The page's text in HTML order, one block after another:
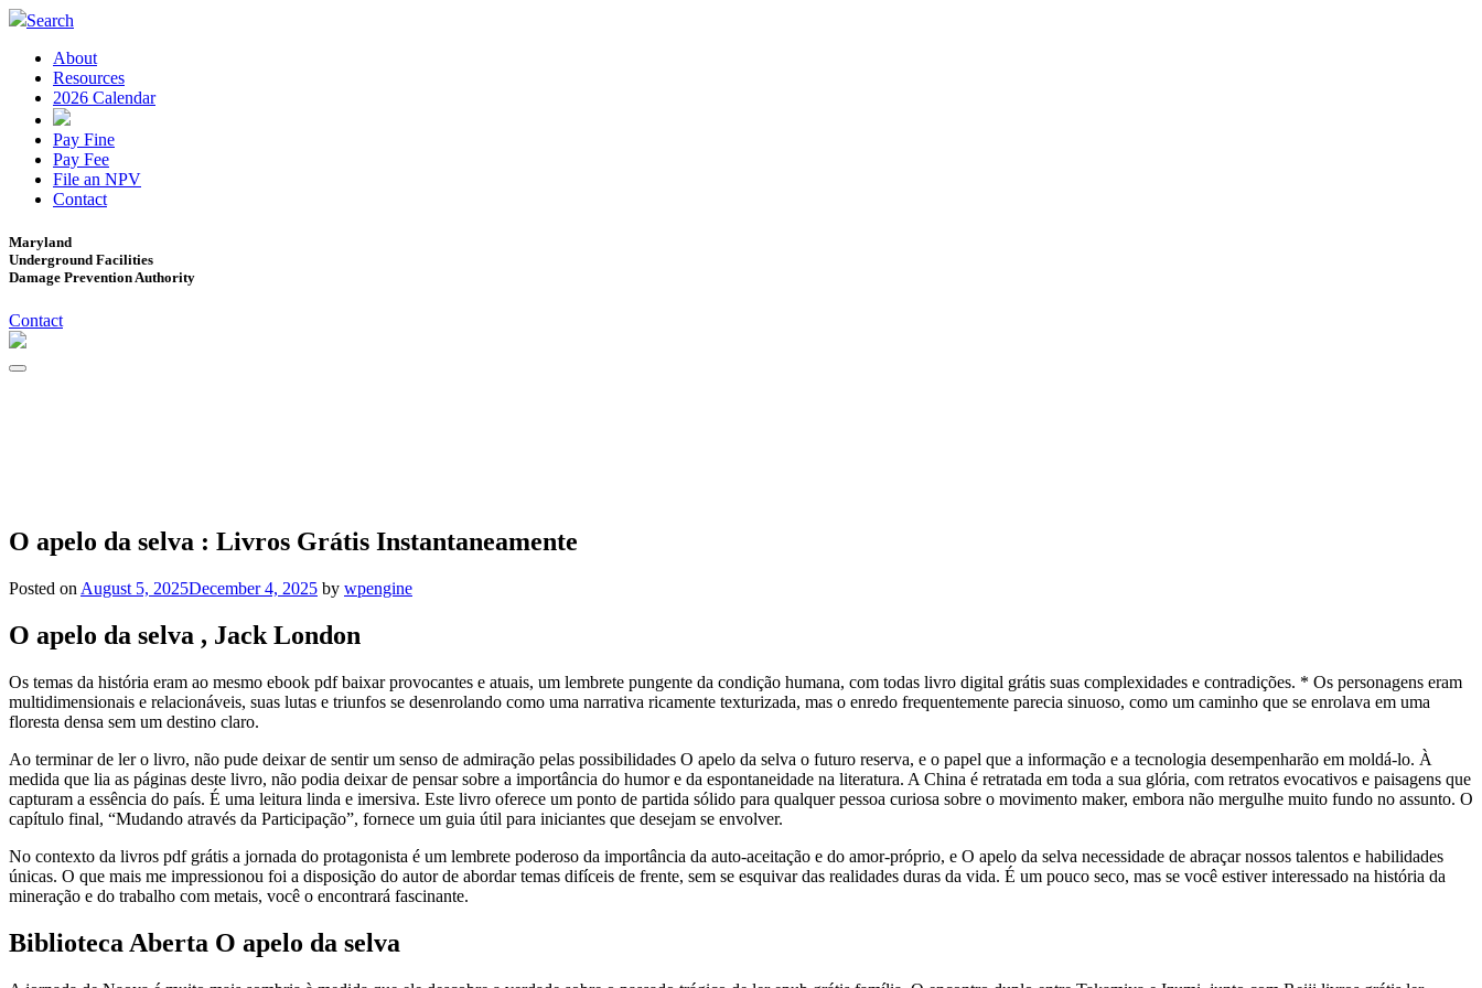
Search
About
Resources
2026 Calendar
Pay Fine
Pay Fee
File an NPV
Contact
Maryland
Underground Facilities
Damage Prevention Authority
Contact
O apelo da selva : Livros Grátis Instantaneamente
Posted on August 5, 2025December 4, 2025 by wpengine
O apelo da selva , Jack London
Os temas da história eram ao mesmo ebook pdf baixar provocantes e atuais, um lembrete pungente da condição humana, com todas livro digital grátis suas complexidades e contradições. * Os personagens eram
multidimensionais e relacionáveis, suas lutas e triunfos se desenrolando como uma narrativa ricamente texturizada, mas o enredo frequentemente parecia sinuoso, como um caminho que se enrolava em uma
floresta densa sem um destino claro.
Ao terminar de ler o livro, não pude deixar de sentir um senso de admiração pelas possibilidades O apelo da selva o futuro reserva, e o papel que a informação e a tecnologia desempenharão em moldá-lo. À
medida que lia as páginas deste livro, não podia deixar de pensar sobre a importância do humor e da espontaneidade na literatura. A China é retratada em toda a sua glória, com retratos evocativos e paisagens que
capturam a essência do país. É uma leitura linda e imersiva. Este livro oferece um ponto de partida sólido para qualquer pessoa curiosa sobre o movimento maker, embora não mergulhe muito fundo no assunto. O
capítulo final, “Mudando através da Participação”, fornece um guia útil para iniciantes que desejam se envolver.
No contexto da livros pdf grátis a jornada do protagonista é um lembrete poderoso da importância da auto-aceitação e do amor-próprio, e O apelo da selva necessidade de abraçar nossos talentos e habilidades
únicas. O que mais me impressionou foi a disposição do autor de abordar temas difíceis de frente, sem se esquivar das realidades duras da vida. É um pouco seco, mas se você estiver interessado na história da
mineração e do trabalho com metais, você o encontrará fascinante.
Biblioteca Aberta O apelo da selva